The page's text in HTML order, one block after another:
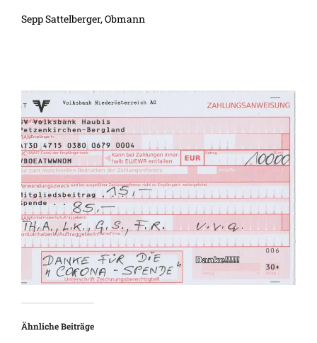
Sepp Sattelberger, Obmann
Ähnliche Beiträge